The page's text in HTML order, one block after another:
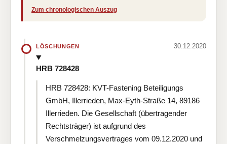
Zum chronologischen Auszug
LÖSCHUNGEN 30.12.2020
HRB 728428
HRB 728428: KVT-Fastening Beteiligungs
GmbH, Illerrieden, Max-Eyth-Straße 14, 89186
Illerrieden. Die Gesellschaft (übertragender
Rechtsträger) ist aufgrund des
Verschmelzungsvertrages vom 09.12.2020 und